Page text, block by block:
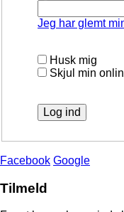
Jeg har glemt
Husk mig
Skjul min
Facebook Google
Tilmeld